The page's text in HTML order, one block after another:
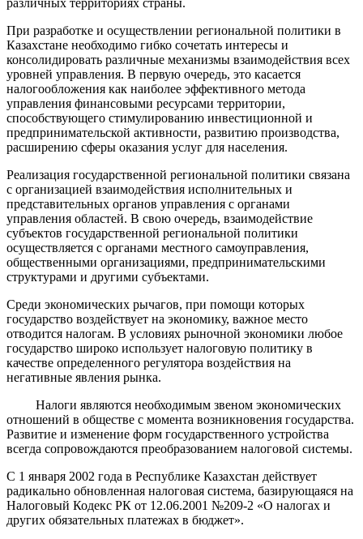
При разработке и осуществлении региональной политики в
Казахстане необходимо гибко сочетать интересы и
консолидировать различные механизмы взаимодействия всех
уровней управления. В первую очередь, это касается
налогообложения как наиболее эффективного метода
управления финансовыми ресурсами территории,
способствующего стимулированию инвестиционной и
предпринимательской активности, развитию производства,
расширению сферы оказания услуг для населения.
Реализация государственной региональной политики связана
с организацией взаимодействия исполнительных и
представительных органов управления с органами
управления областей. В свою очередь, взаимодействие
субъектов государственной региональной политики
осуществляется с органами местного самоуправления,
общественными организациями, предпринимательскими
структурами и другими субъектами.
Среди экономических рычагов, при помощи которых
государство воздействует на экономику, важное место
отводится налогам. В условиях рыночной экономики любое
государство широко использует налоговую политику в
качестве определенного регулятора воздействия на
негативные явления рынка.
Налоги являются необходимым звеном экономических
отношений в обществе с момента возникновения государства.
Развитие и изменение форм государственного устройства
всегда сопровождаются преобразованием налоговой системы.
С 1 января 2002 года в Республике Казахстан действует
радикально обновленная налоговая система, базирующаяся на
Налоговый Кодекс РК от 12.06.2001 №209-2 «О налогах и
других обязательных платежах в бюджет».